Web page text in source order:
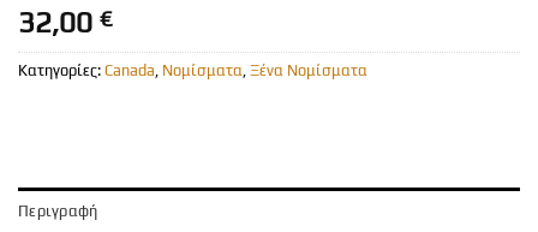
32,00 €
Κατηγορίες: Canada Νομίσματα Ξένα Νομίσματα
Περιγραφή